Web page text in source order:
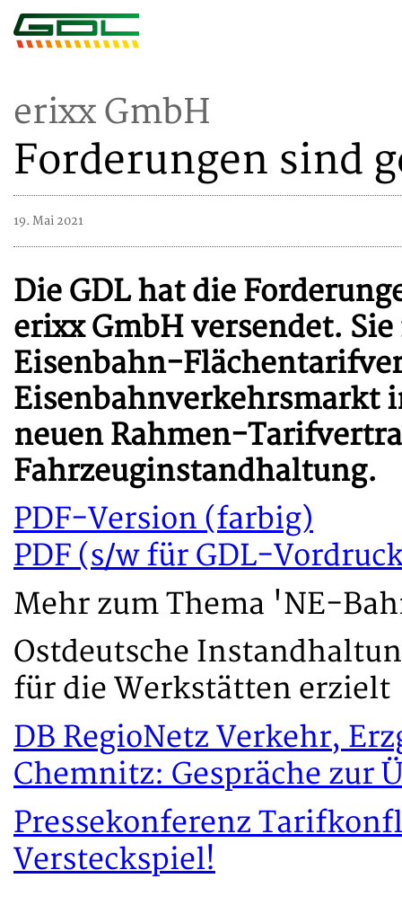
erixx GmbH
Forderungen sind
19. Mai 2021
Die GDL hat die
erixx GmbH versendet.
Eisenbahn-
Eisenbahnverkehrsmarkt
neuen Rahmen-
Fahrzeuginstandhaltung.
PDF-Version (farbig)
PDF (s/w für GDL-
Mehr zum Thema 'NE-
Ostdeutsche
für die Werkstätten erzielt
DB RegioNetz Verkehr,
Chemnitz: Gespräche zur
Pressekonferenz
Versteckspiel!